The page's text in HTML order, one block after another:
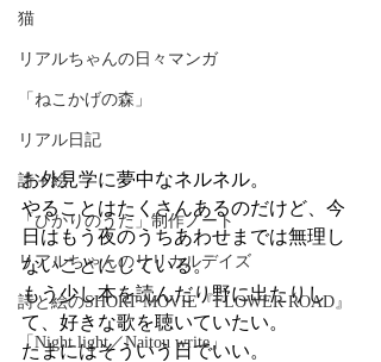
猫
リアルちゃんの日々マンガ
「ねこかげの森」
リアル日記
詩＋絵
「ひかりのうた」制作ノート
リアルちゃんのリリカルデイズ
詩と絵のSHORT MOVIE『FLOWER ROAD』
「Night light／Naitou write」
お外見学に夢中なネルネル。
やることはたくさんあるのだけど、今
日はもう夜のうちあわせまでは無理し
ないことにしている。
もう少し本を読んだり野に出たりし
て、好きな歌を聴いていたい。
たまにはそういう日でいい。